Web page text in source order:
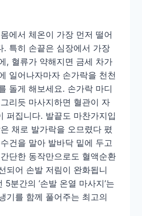
에서 체온이 가장 먼저 떨어
. 특히 손끝은 심장에서 가장
, 혈류가 약해지면 금세 차가
일어나자마자 손가락을 천천
돌게 해보세요. 손가락 마디
리듯 마사지하면 혈관이 자
퍼집니다. 발끝도 마찬가지입
채로 발가락을 오므렸다 폈
건을 말아 발바닥 밑에 두고
단한 동작만으로도 혈액순환
되어 손발 저림이 완화됩니
5분간의 ‘손발 온열 마사지’는
기를 함께 풀어주는 최고의